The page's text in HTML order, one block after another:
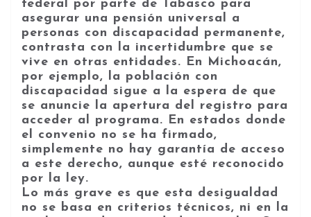
federal por parte de Tabasco para
asegurar una pensión universal a
personas con discapacidad permanente,
contrasta con la incertidumbre que se
vive en otras entidades. En Michoacán,
por ejemplo, la población con
discapacidad sigue a la espera de que
se anuncie la apertura del registro para
acceder al programa. En estados donde
el convenio no se ha firmado,
simplemente no hay garantía de acceso
a este derecho, aunque esté reconocido
por la ley.
Lo más grave es que esta desigualdad
no se basa en criterios técnicos, ni en la